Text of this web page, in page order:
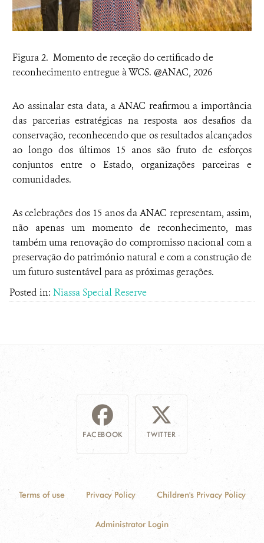
Figura 2. Momento de receção do certificado de
reconhecimento entregue à WCS. @ANAC, 2026
Ao assinalar esta data, a ANAC reafirmou a importância
das parcerias estratégicas na resposta aos desafios da
conservação, reconhecendo que os resultados alcançados
ao longo dos últimos 15 anos são fruto de esforços
conjuntos entre o Estado, organizações parceiras e
comunidades.
As celebrações dos 15 anos da ANAC representam, assim,
não apenas um momento de reconhecimento, mas
também uma renovação do compromisso nacional com a
preservação do património natural e com a construção de
um futuro sustentável para as próximas gerações.
Posted in: Niassa Special Reserve
FACEBOOK TWITTER
Terms of use Privacy Policy Children's Privacy Policy
Administrator Login